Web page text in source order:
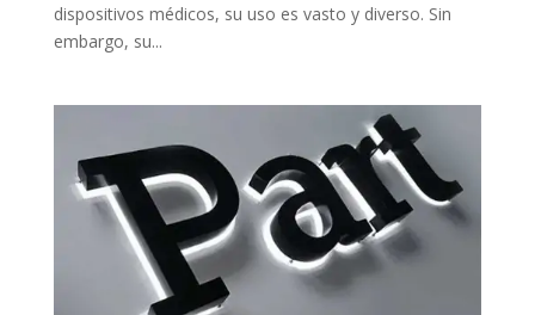
dispositivos médicos, su uso es vasto y diverso. Sin
embargo, su...